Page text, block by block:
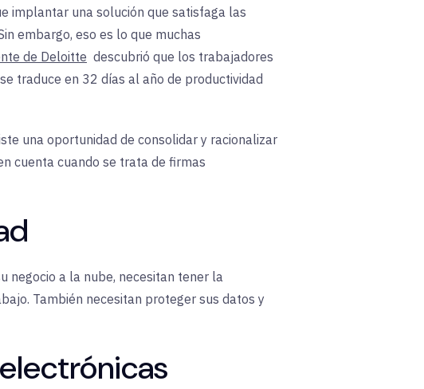
implantar una solución que satisfaga las
embargo, eso es lo que muchas
de Deloitte descubrió que los trabajadores
traduce en 32 días al año de productividad
una oportunidad de consolidar y racionalizar
cuenta cuando se trata de firmas
negocio a la nube, necesitan tener la
También necesitan proteger sus datos y